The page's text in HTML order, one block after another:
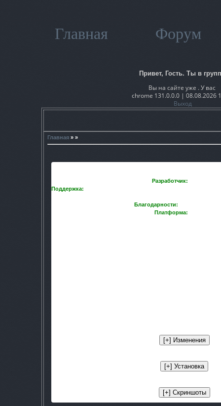
Главная Форум
Привет, Гость. Ты в
Вы на сайте уже . У вас
chrome 131.0.0.0 | 08.08.2026
Выход
Главная » »
Разработчик:
Поддержка:
Благодарности:
Платформа: